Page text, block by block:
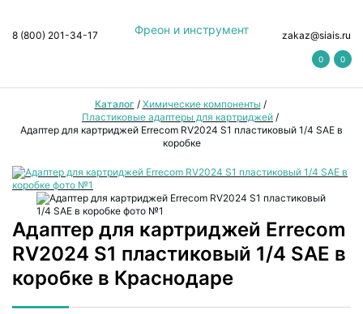
Фреон и инструмент
8 (800) 201-34-17 zakaz@siais.ru
0 0
Каталог / Химические компоненты /
Пластиковые адаптеры для картриджей /
Адаптер для картриджей Errecom RV2024 S1 пластиковый 1/4 SAE в
коробке
Адаптер для картриджей Errecom
RV2024 S1 пластиковый 1/4 SAE в
коробке в Краснодаре